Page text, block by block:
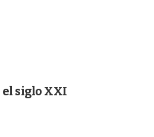
el siglo XXI